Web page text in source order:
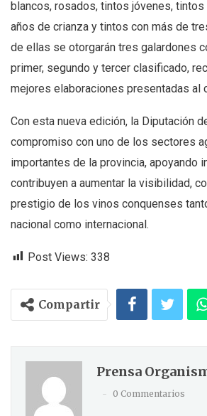
blancos, rosados, tintos jóvenes,
años de crianza y tintos con más de
de ellas se otorgarán tres galardones
primer, segundo y tercer clasificado,
mejores elaboraciones presentadas al
Con esta nueva edición, la Diputación
compromiso con uno de los sectores
importantes de la provincia, apoyando
contribuyen a aumentar la visibilidad,
prestigio de los vinos conquenses
nacional como internacional.
Post Views: 338
Compartir
Prensa
0 Commentarios